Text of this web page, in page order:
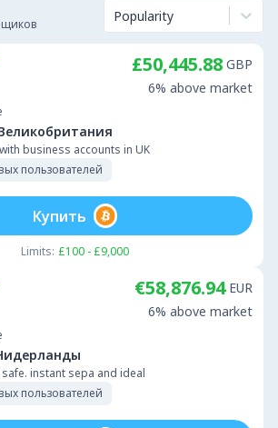
Popularity
business accounts in UK
пользователей
£50,445.88 GBP
6% above market
Limits: £100 - £9,000
Купить
instant sepa and ideal
пользователей
€58,876.94 EUR
6% above market